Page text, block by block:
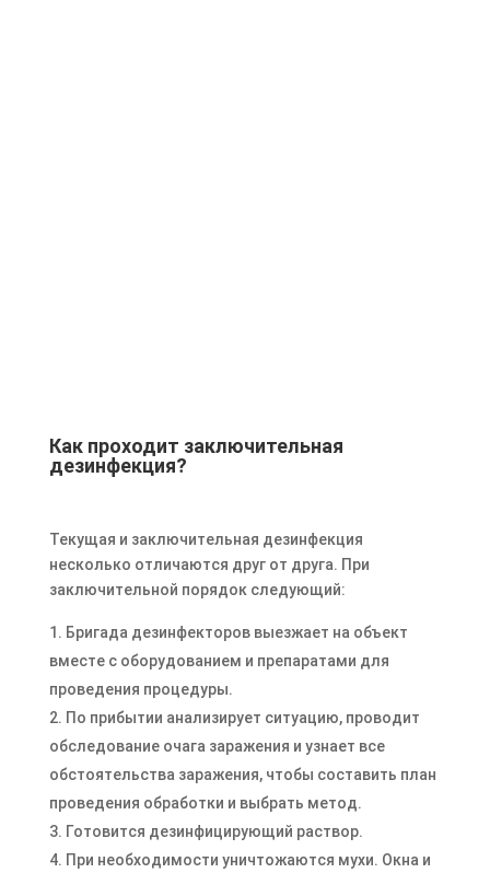
Как проходит заключительная
дезинфекция?
Текущая и заключительная дезинфекция
несколько отличаются друг от друга. При
заключительной порядок следующий:
Бригада дезинфекторов выезжает на объект
вместе с оборудованием и препаратами для
проведения процедуры.
По прибытии анализирует ситуацию, проводит
обследование очага заражения и узнает все
обстоятельства заражения, чтобы составить план
проведения обработки и выбрать метод.
Готовится дезинфицирующий раствор.
При необходимости уничтожаются мухи. Окна и